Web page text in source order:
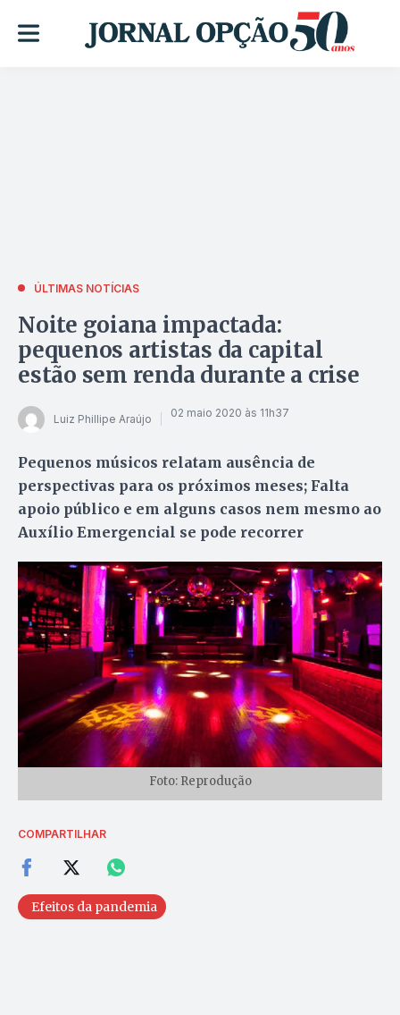
ÚLTIMAS NOTÍCIAS
Noite goiana impactada:
pequenos artistas da capital
estão sem renda durante a crise
Luiz Phillipe Araújo 02 maio 2020 às 11h37
Pequenos músicos relatam ausência de
perspectivas para os próximos meses; Falta
apoio público e em alguns casos nem mesmo ao
Auxílio Emergencial se pode recorrer
Foto: Reprodução
COMPARTILHAR
Efeitos da pandemia